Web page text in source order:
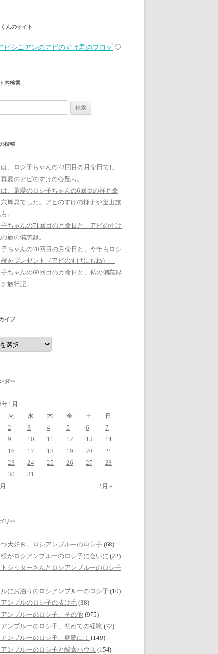
んのサイト
ビシニアンのアビのすけ君のブログ ♡
内検索
投稿
、ロシ子ちゃんの73回目の月命日でし
夏のアビのすけの心配も。
、最愛のロシ子ちゃんの6回目の祥月命
周忌でした。アビのすけの様子や釜山旅
。
ちゃんの71回目の月命日と、アビのすけ
旅の備忘録。
ちゃんの70回目の月命日と、今年もロシ
をプレゼント（アビのすけにもね）。
ちゃんの69回目の月命日と、私の備忘録
旅行記。
イブ
ダー
1月
火
水 木 金 土
日
2
3 4 5 6
7
9
10 11 12 13
14
16
17 18 19 20
21
23
24 25 26 27
28
30
31
2月 »
リー
大好き、ロシアンブルーのロシ子 (68)
がロシアンブルーのロシ子に会いに (22)
シッターさんとロシアンブルーのロシ子
にお泊りのロシアンブルーのロシ子 (10)
ンブルのロシ子の抜け毛 (38)
ンブルーのロシ子、その他 (975)
ンブルーのロシ子、初めての経験 (72)
ンブルーのロシ子、病院にて (149)
ンブルーのロシ子と酸素ハウス (154)